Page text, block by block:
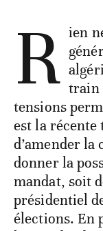
R ien
train
tensions
est la récente
d’amender la
donner la
mandat, soit
présidentiel
élections. En